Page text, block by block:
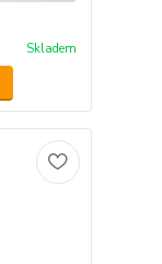
Skladem